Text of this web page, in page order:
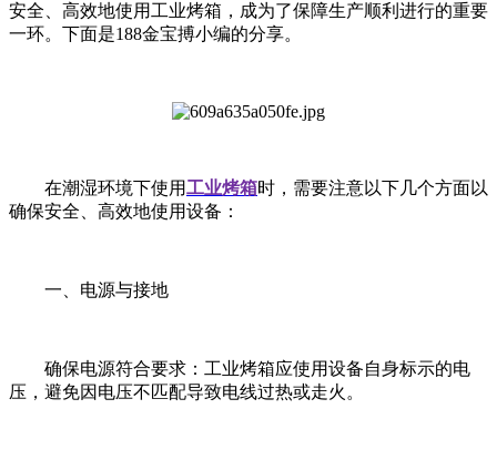
安全、高效地使用工业烤箱，成为了保障生产顺利进行的重要
一环。下面是188金宝搏小编的分享。
在潮湿环境下使用工业烤箱时，需要注意以下几个方面以
确保安全、高效地使用设备：
一、电源与接地
确保电源符合要求：工业烤箱应使用设备自身标示的电
压，避免因电压不匹配导致电线过热或走火。